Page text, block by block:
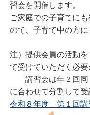
習会を開催します。
ご家庭での子育てに
ので、子育て中の方に
注）提供会員の活動
て受けていただく必要
講習会は年２回同
に合わせて分割して受
令和８年度 第１回講